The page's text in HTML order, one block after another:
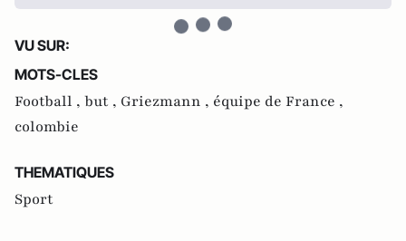
VU SUR:
MOTS-CLES
Football , but , Griezmann , équipe de France ,
colombie
THEMATIQUES
Sport